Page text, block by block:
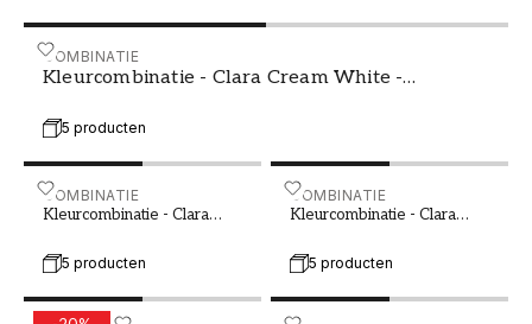
COMBINATIE
Kleurcombinatie - Clara Cream White -
5 producten
Kleurcombinatie - Clara Cream White - 1016202-01 -
COMBINATIE
Kleurcombinatie - Clara
5 producten
Kleurcombinatie - Clara Dark Green - 1016202-02 -
COMBINATIE
Kleurcombinatie - Clara
5 producten
Kleurcombinatie - Clara